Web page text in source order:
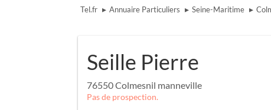
Tel.fr ▸ Annuaire Particuliers ▸ Seine-Maritime ▸
Seille Pierre
76550Colmesnil manneville
Pas de prospection.